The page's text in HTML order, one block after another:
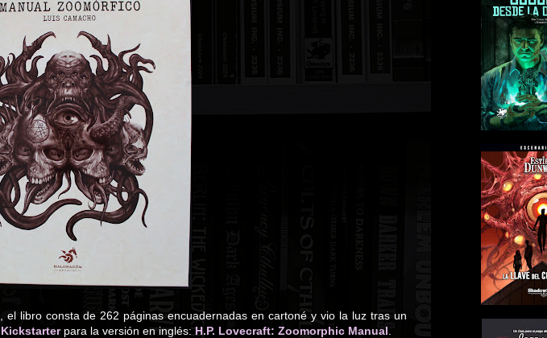
, el libro consta de 262 páginas encuadernadas en cartoné y vio la luz tras un
Kickstarterpara la versión en inglés: H.P. Lovecraft: Zoomorphic Manual